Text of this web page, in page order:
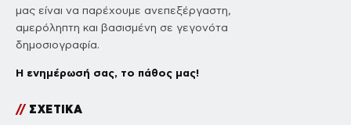
μας είναι να παρέχουμε ανεπεξέργαστη,
αμερόληπτη και βασισμένη σε γεγονότα
δημοσιογραφία.
Η ενημέρωσή σας, το πάθος μας!
//ΣΧΕΤΙΚΑ